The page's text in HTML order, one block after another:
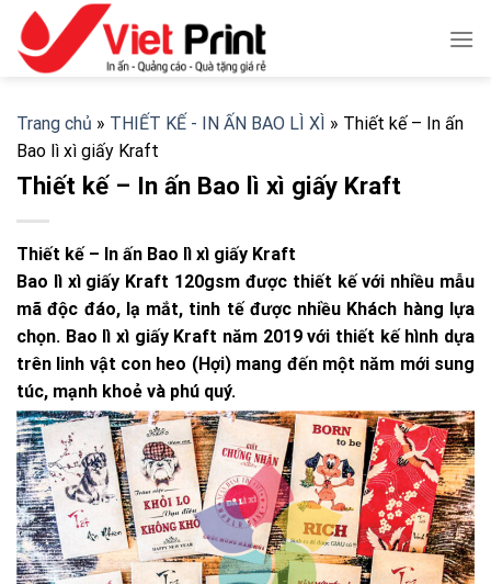
Skip
content
Trang chủ » THIẾT KẾ - IN ẤN BAO LÌ XÌ » Thiết kế – In ấn
Bao lì xì giấy Kraft
Thiết kế – In ấn Bao lì xì giấy Kraft
Thiết kế – In ấn Bao lì xì giấy Kraft
Bao lì xì giấy Kraft 120gsm được thiết kế với nhiều mẫu
mã độc đáo, lạ mắt, tinh tế được nhiều Khách hàng lựa
chọn. Bao lì xì giấy Kraft năm 2019 với thiết kế hình dựa
trên linh vật con heo (Hợi) mang đến một năm mới sung
túc, mạnh khoẻ và phú quý.